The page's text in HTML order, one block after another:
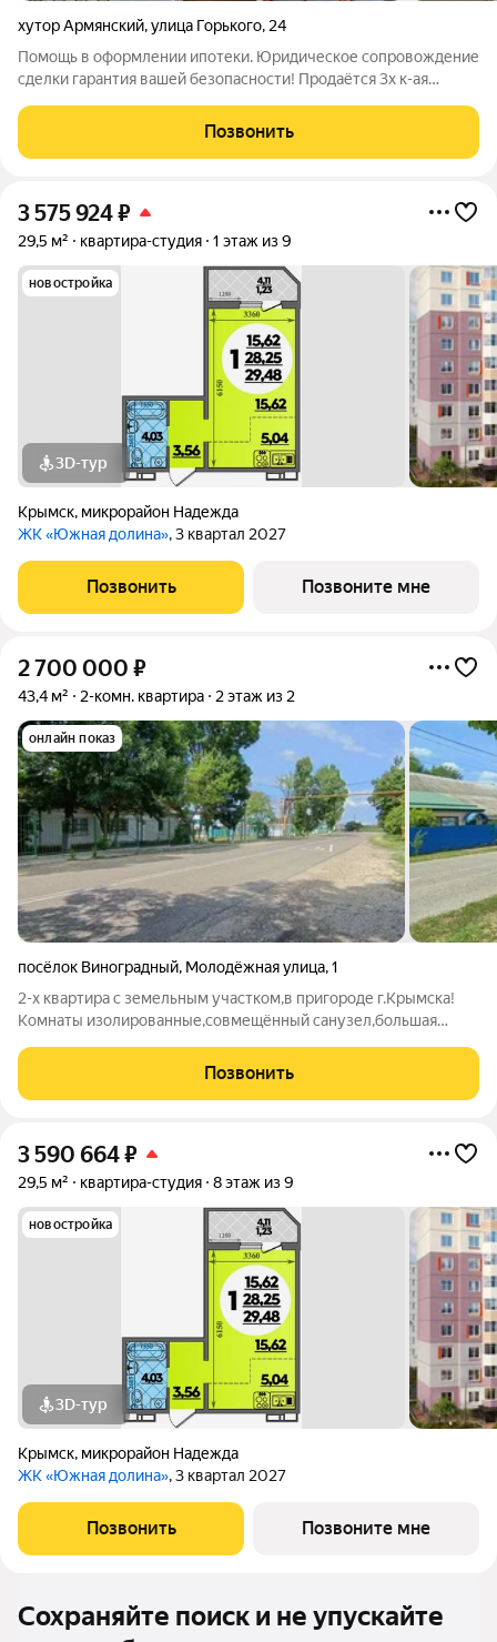
хутор Армянский,улица Горького, 24
Помощь в оформлении ипотеки. Юридическое сопровождение
сделки гарантия вашей безопасности! Продаётся 3х к-ая
магазины. Шикарный вариант за свои деньги. Более подробно
отвечу по телефону.
Позвонить
3 575 924₽
29,5 м² квартира-студия 1 этаж из 9
новостройка
3D-тур
Крымск, микрорайон Надежда
ЖК «Южная долина», 3 квартал 2027
Позвонить Позвоните мне
2 700 000 ₽
43,4 м² 2-комн. квартира 2 этаж из 2
онлайн показ
посёлок Виноградный, Молодёжная улица,1
2-х квартира с земельным участком,в пригороде г.Крымска!
Комнаты изолированные,совмещённый санузел,большая
Виноградный-это тихий,уютный посёлок в котором есть всё
для комфортной
Позвонить
3 590 664₽
29,5 м² квартира-студия 8 этаж из 9
новостройка
3D-тур
Крымск, микрорайон Надежда
ЖК «Южная долина», 3 квартал 2027
Позвонить Позвоните мне
Сохраняйте поиск и не упускайте